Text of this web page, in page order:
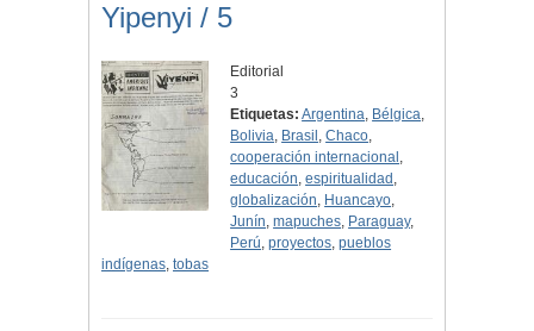
Yipenyi / 5
Editorial
3
Etiquetas: Argentina, Bélgica,
Bolivia, Brasil ,Chaco,
cooperación internacional ,
educación,espiritualidad ,
globalización, Huancayo,
Junín,mapuches, Paraguay,
Perú,proyectos,pueblos
indígenas, tobas